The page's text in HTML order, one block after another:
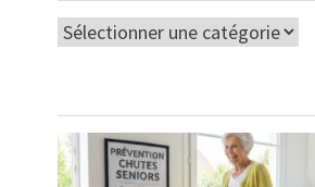
Catégories